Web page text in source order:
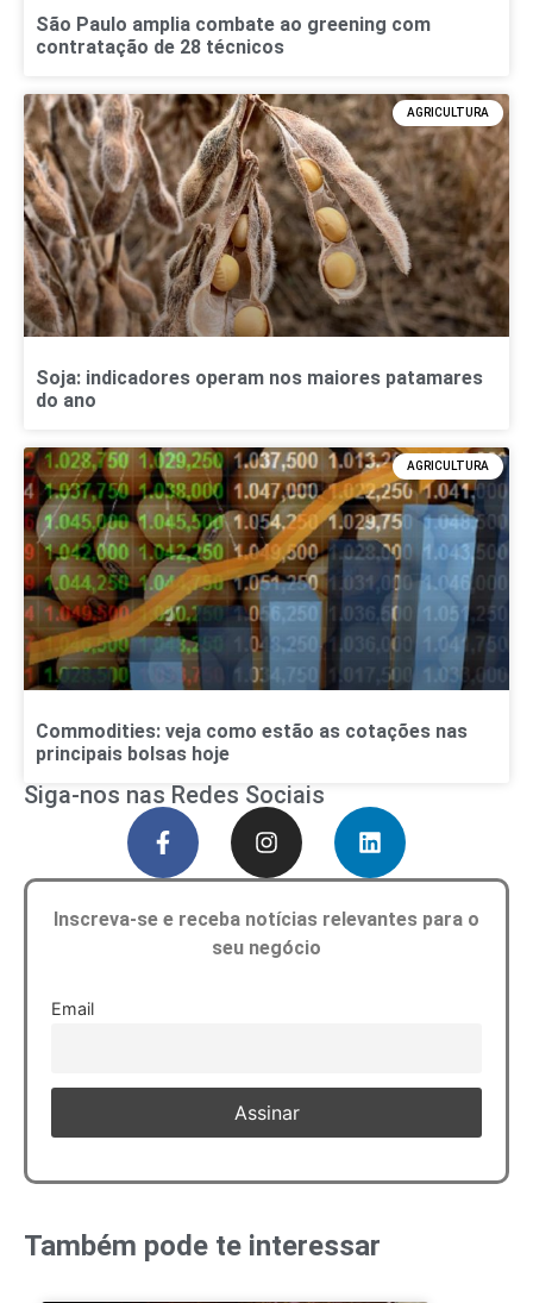
São Paulo amplia combate ao greening com
contratação de 28 técnicos
AGRICULTURA
Soja: indicadores operam nos maiores patamares
do ano
AGRICULTURA
Commodities: veja como estão as cotações nas
principais bolsas hoje
Siga-nos nas Redes Sociais
Inscreva-se e receba notícias relevantes para o
seu negócio
Email
Também pode te interessar